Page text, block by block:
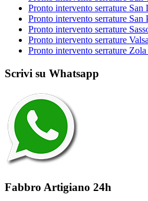
Pronto intervento serrature San
Pronto intervento serrature San
Pronto intervento serrature
Pronto intervento serrature
Pronto intervento serrature Zola
Scrivi su Whatsapp
Fabbro Artigiano 24h